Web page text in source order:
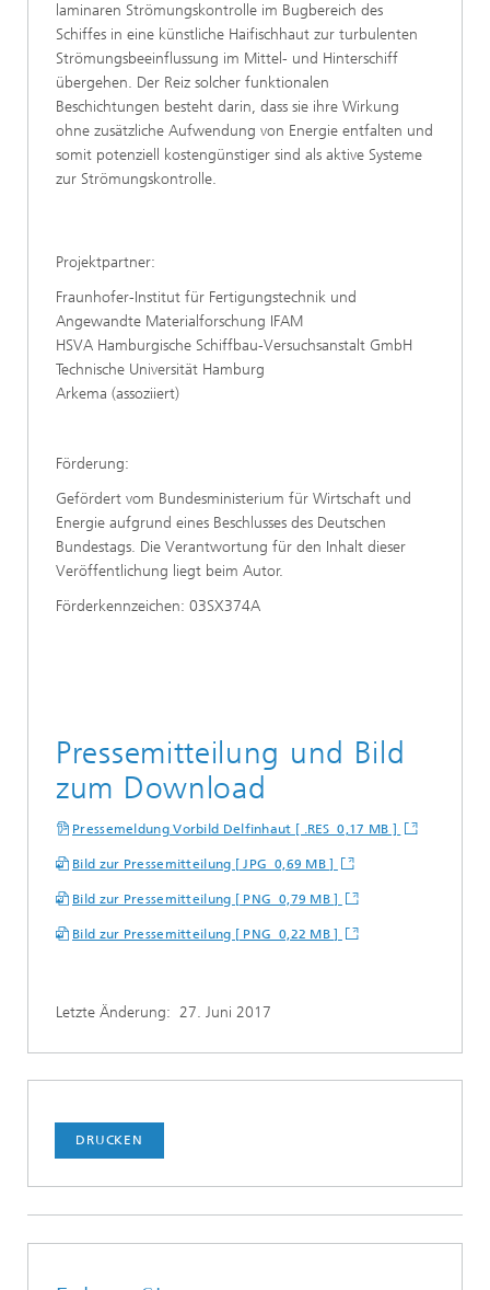
laminaren Strömungskontrolle im Bugbereich des
Schiffes in eine künstliche Haifischhaut zur turbulenten
Strömungsbeeinflussung im Mittel- und Hinterschiff
übergehen. Der Reiz solcher funktionalen
Beschichtungen besteht darin, dass sie ihre Wirkung
ohne zusätzliche Aufwendung von Energie entfalten und
somit potenziell kostengünstiger sind als aktive Systeme
zur Strömungskontrolle.
Projektpartner:
Fraunhofer-Institut für Fertigungstechnik und
Angewandte Materialforschung IFAM
HSVA Hamburgische Schiffbau-Versuchsanstalt GmbH
Technische Universität Hamburg
Arkema (assoziiert)
Förderung:
Gefördert vom Bundesministerium für Wirtschaft und
Energie aufgrund eines Beschlusses des Deutschen
Bundestags. Die Verantwortung für den Inhalt dieser
Veröffentlichung liegt beim Autor.
Förderkennzeichen: 03SX374A
Pressemitteilung und Bild
zum Download
Pressemeldung Vorbild Delfinhaut [ .RES 0,17 MB ]
Bild zur Pressemitteilung [ JPG 0,69 MB ]
Bild zur Pressemitteilung [ PNG 0,79 MB ]
Bild zur Pressemitteilung [ PNG 0,22 MB ]
Letzte Änderung: 27. Juni 2017
DRUCKEN